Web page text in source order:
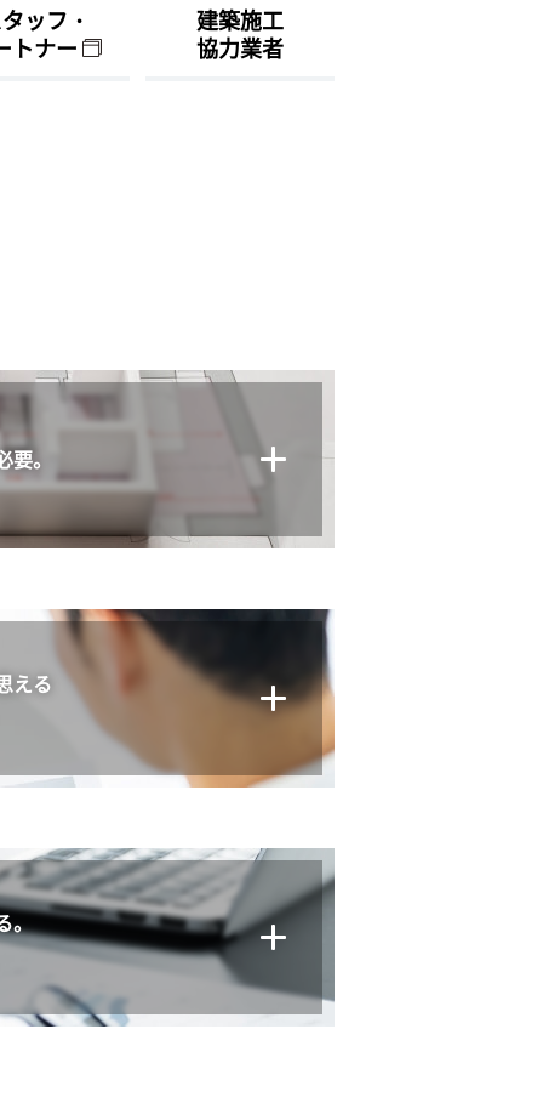
ッフ・
トナー
建築施工
協力業者
。
える
。